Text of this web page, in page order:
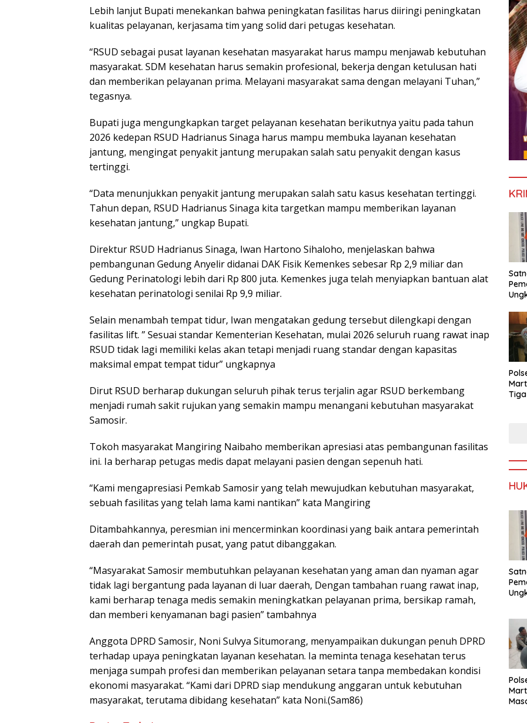
Lebih lanjut Bupati menekankan bahwa peningkatan fasilitas harus diiringi peningkatan
kualitas pelayanan, kerjasama tim yang solid dari petugas kesehatan.
“RSUD sebagai pusat layanan kesehatan masyarakat harus mampu menjawab kebutuhan
masyarakat. SDM kesehatan harus semakin profesional, bekerja dengan ketulusan hati
dan memberikan pelayanan prima. Melayani masyarakat sama dengan melayani Tuhan,”
tegasnya.
Bupati juga mengungkapkan target pelayanan kesehatan berikutnya yaitu pada tahun
2026 kedepan RSUD Hadrianus Sinaga harus mampu membuka layanan kesehatan
jantung, mengingat penyakit jantung merupakan salah satu penyakit dengan kasus
tertinggi.
“Data menunjukkan penyakit jantung merupakan salah satu kasus kesehatan tertinggi.
Tahun depan, RSUD Hadrianus Sinaga kita targetkan mampu memberikan layanan
kesehatan jantung,” ungkap Bupati.
Direktur RSUD Hadrianus Sinaga, Iwan Hartono Sihaloho, menjelaskan bahwa
pembangunan Gedung Anyelir didanai DAK Fisik Kemenkes sebesar Rp 2,9 miliar dan
Gedung Perinatologi lebih dari Rp 800 juta. Kemenkes juga telah menyiapkan bantuan alat
kesehatan perinatologi senilai Rp 9,9 miliar.
Selain menambah tempat tidur, Iwan mengatakan gedung tersebut dilengkapi dengan
fasilitas lift. ” Sesuai standar Kementerian Kesehatan, mulai 2026 seluruh ruang rawat inap
RSUD tidak lagi memiliki kelas akan tetapi menjadi ruang standar dengan kapasitas
maksimal empat tempat tidur” ungkapnya
Dirut RSUD berharap dukungan seluruh pihak terus terjalin agar RSUD berkembang
menjadi rumah sakit rujukan yang semakin mampu menangani kebutuhan masyarakat
Samosir.
Tokoh masyarakat Mangiring Naibaho memberikan apresiasi atas pembangunan fasilitas
ini. Ia berharap petugas medis dapat melayani pasien dengan sepenuh hati.
“Kami mengapresiasi Pemkab Samosir yang telah mewujudkan kebutuhan masyarakat,
sebuah fasilitas yang telah lama kami nantikan” kata Mangiring
Ditambahkannya, peresmian ini mencerminkan koordinasi yang baik antara pemerintah
daerah dan pemerintah pusat, yang patut dibanggakan.
“Masyarakat Samosir membutuhkan pelayanan kesehatan yang aman dan nyaman agar
tidak lagi bergantung pada layanan di luar daerah, Dengan tambahan ruang rawat inap,
kami berharap tenaga medis semakin meningkatkan pelayanan prima, bersikap ramah,
dan memberi kenyamanan bagi pasien” tambahnya
Anggota DPRD Samosir, Noni Sulvya Situmorang, menyampaikan dukungan penuh DPRD
terhadap upaya peningkatan layanan kesehatan. Ia meminta tenaga kesehatan terus
menjaga sumpah profesi dan memberikan pelayanan setara tanpa membedakan kondisi
ekonomi masyarakat. “Kami dari DPRD siap mendukung anggaran untuk kebutuhan
masyarakat, terutama dibidang kesehatan” kata Noni.(Sam86)